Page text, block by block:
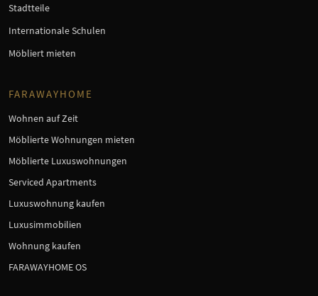
Stadtteile
Internationale Schulen
Möbliert mieten
FARAWAYHOME
Wohnen auf Zeit
Möblierte Wohnungen mieten
Möblierte Luxuswohnungen
Serviced Apartments
Luxuswohnung kaufen
Luxusimmobilien
Wohnung kaufen
FARAWAYHOME OS